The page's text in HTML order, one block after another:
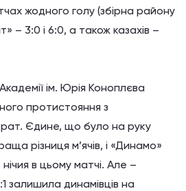
жодного голу (збірна району
– 3:0 і 6:0, а також казахів –
ім. Юрія Коноплєва
протистояння з
Єдине, що було на руку
різниця м’ячів, і «Динамо»
в цьому матчі. Але –
залишила динамівців на